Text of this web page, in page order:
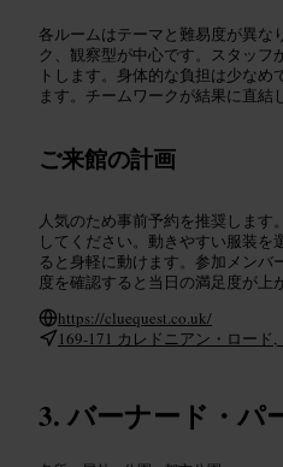
各ルームはテーマと難易度が異な
ク、観察型が中心です。スタッフ
トします。身体的な負担は少な
ます。チームワークが結果に直結
ご来館の計画
人気のため事前予約を推奨します
してください。動きやすい服装
ると身軽に動けます。参加メンバ
度を確認すると当日の満足度が上
https://cluequest.co.uk/
169-171 カレドニアン・ロード
バーナード・パ